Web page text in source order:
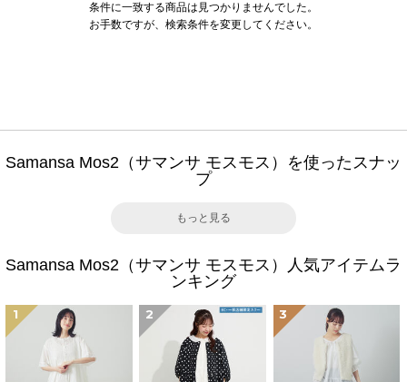
条件に一致する商品は見つかりませんでした。
お手数ですが、検索条件を変更してください。
Samansa Mos2（サマンサ モスモス）を使ったスナッ
プ
もっと見る
Samansa Mos2（サマンサ モスモス）人気アイテムラ
ンキング
1 2 3